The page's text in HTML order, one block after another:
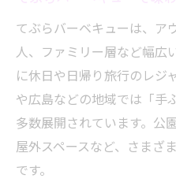
てぶらバーベキューは、ア
人、ファミリー層など幅広
に休日や日帰り旅行のレジ
や広島などの地域では「手
多数展開されています。公
屋外スペースなど、さまざ
です。